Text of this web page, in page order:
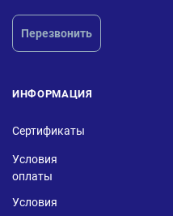
Перезвонить
ИНФОРМАЦИЯ
Сертификаты
Условия
оплаты
Условия